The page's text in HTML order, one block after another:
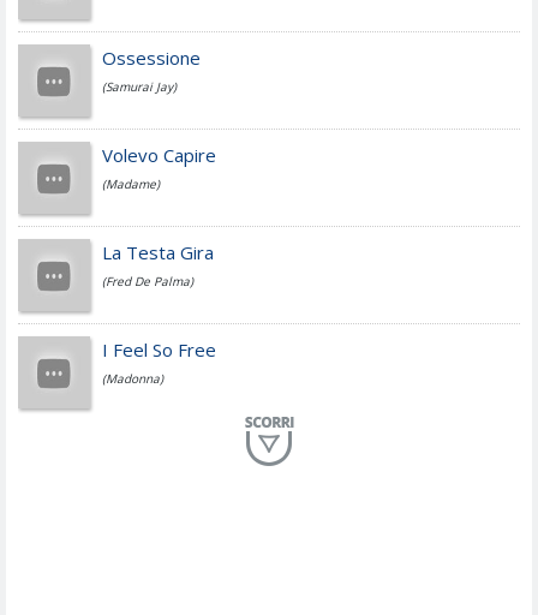
Cesare Cremonini
Jovanotti
Fedez
Simone Cristicchi
Ossessione
(Samurai Jay)
Volevo Capire
(Madame)
La Testa Gira
(Fred De Palma)
I Feel So Free
(Madonna)